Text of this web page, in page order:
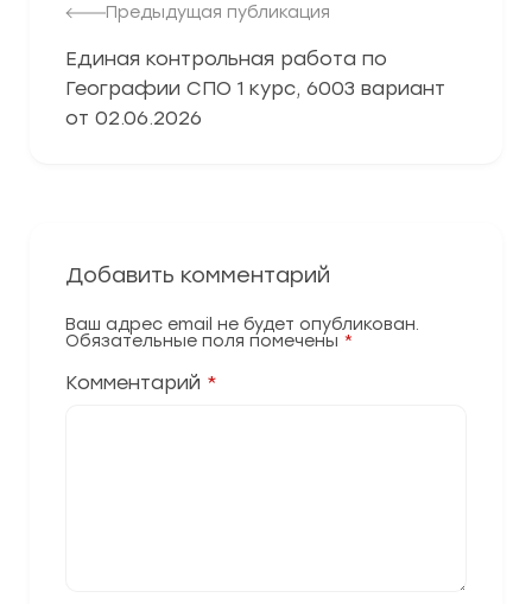
Предыдущая публикация
Единая контрольная работа по
Географии СПО 1 курс, 6003 вариант
от 02.06.2026
Добавить комментарий
Ваш адрес email не будет опубликован.
Обязательные поля помечены *
Комментарий *